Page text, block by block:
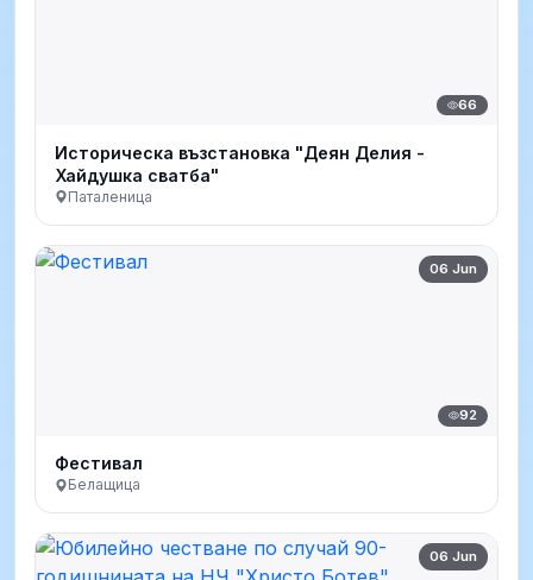
66
Историческа възстановка "Деян Делия -
Хайдушка сватба"
Паталеница
06 Jun
92
Фестивал
Белащица
06 Jun